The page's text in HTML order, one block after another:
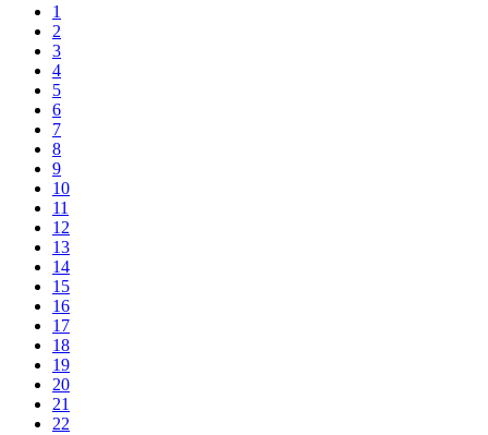
1
2
3
4
5
6
7
8
9
10
11
12
13
14
15
16
17
18
19
20
21
22